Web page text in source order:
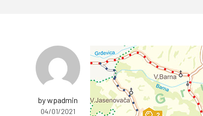
by wpadmin
04/01/2021